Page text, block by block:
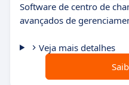
Software de centro de
avançados de
Veja mais detalhes